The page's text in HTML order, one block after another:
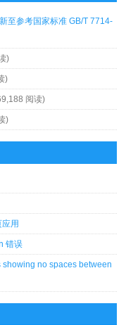
至参考国家标准 GB/T 7714-
)
)
阅读)
)
用
错误
showing no spaces between